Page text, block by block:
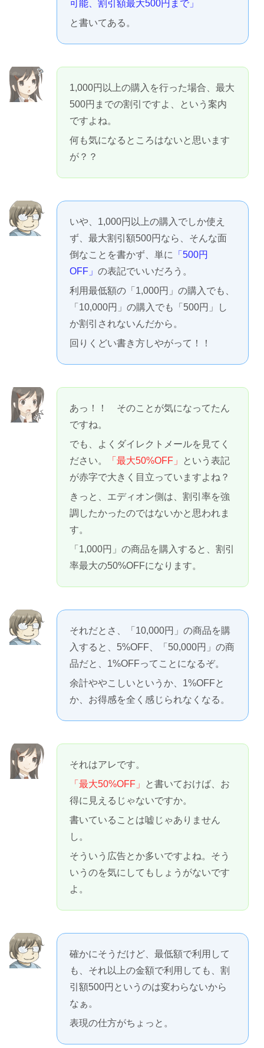
可能、割引額最大500円まで」
と書いてある。
1,000円以上の購入を行った場合、最大
500円までの割引ですよ、という案内
ですよね。
何も気になるところはないと思います
が？？
いや、1,000円以上の購入でしか使え
ず、最大割引額500円なら、そんな面
倒なことを書かず、単に
「500円
OFF」 の表記でいいだろう。
利用最低額の「1,000円」の購入でも、
「10,000円」の購入でも「500円」し
か割引されないんだから。
回りくどい書き方しやがって！！
あっ！！ そのことが気になってたん
ですね。
でも、よくダイレクトメールを見てく
ださい。
「最大50%OFF」
という表記
が赤字で大きく目立っていますよね？
きっと、エディオン側は、割引率を強
調したかったのではないかと思われま
す。
「1,000円」の商品を購入すると、割引
率最大の50%OFFになります。
それだとさ、「10,000円」の商品を購
入すると、5%OFF、「50,000円」の商
品だと、1%OFFってことになるぞ。
余計ややこしいというか、1%OFFと
か、お得感を全く感じられなくなる。
それはアレです。
「最大50%OFF」
と書いておけば、お
得に見えるじゃないですか。
書いていることは嘘じゃありません
し。
そういう広告とか多いですよね。そう
いうのを気にしてもしょうがないです
よ。
確かにそうだけど、最低額で利用して
も、それ以上の金額で利用しても、割
引額500円というのは変わらないから
なぁ。
表現の仕方がちょっと。